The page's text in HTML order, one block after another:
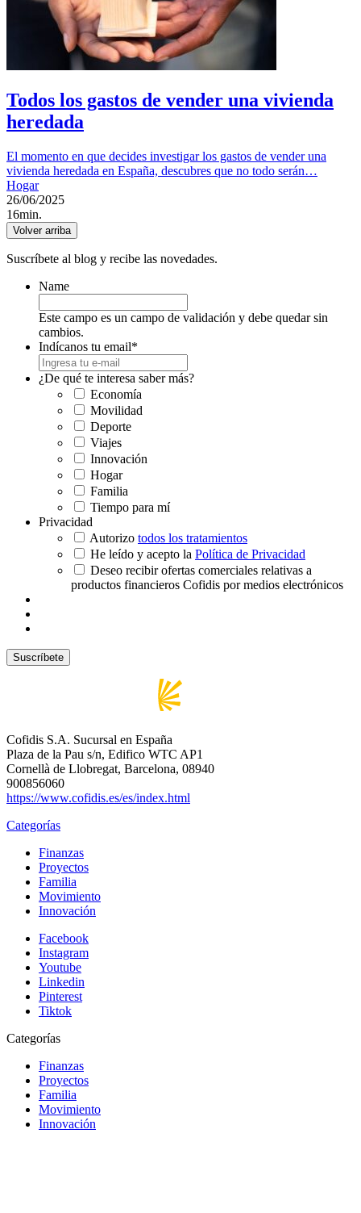
Todos los gastos de vender una vivienda
heredada
El momento en que decides investigar los gastos de vender una
vivienda heredada en España, descubres que no todo serán…
Hogar
26/06/2025
16min.
Volver arriba
Suscríbete al blog y recibe las novedades.
Name
Este campo es un campo de validación y debe quedar sin
cambios.
Indícanos tu email*
¿De qué te interesa saber más?
Economía
Movilidad
Deporte
Viajes
Innovación
Hogar
Familia
Tiempo para mí
Privacidad
Autorizo todos los tratamientos
He leído y acepto la Política de Privacidad
Deseo recibir ofertas comerciales relativas a
productos financieros Cofidis por medios electrónicos
Cofidis S.A. Sucursal en España
Plaza de la Pau s/n, Edifico WTC AP1
Cornellà de Llobregat, Barcelona, 08940
900856060
https://www.cofidis.es/es/index.html
Categorías
Finanzas
Proyectos
Familia
Movimiento
Innovación
Facebook
Instagram
Youtube
Linkedin
Pinterest
Tiktok
Categorías
Finanzas
Proyectos
Familia
Movimiento
Innovación